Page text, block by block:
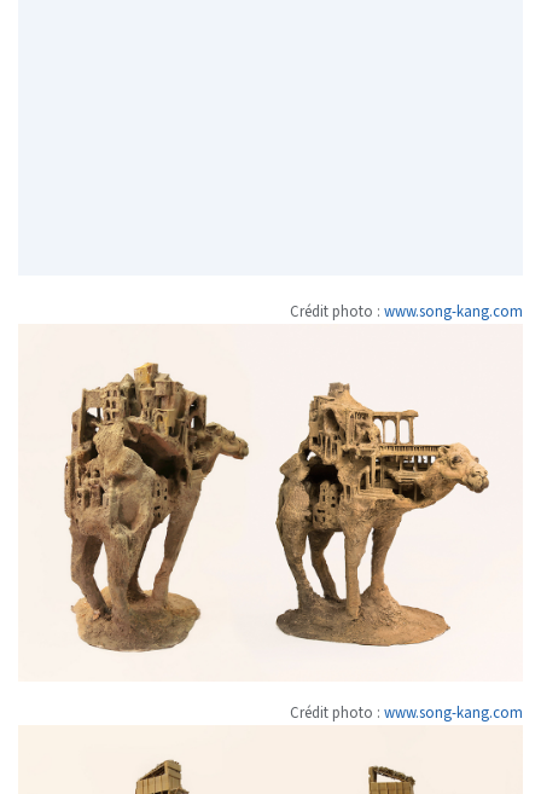
Crédit photo : www.song-kang.com
Crédit photo : www.song-kang.com